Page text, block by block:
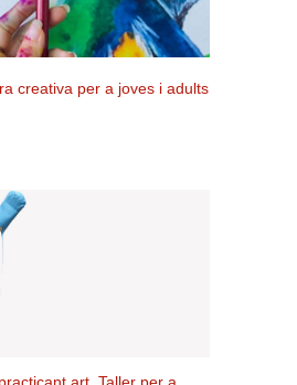
creativa per a joves i adults